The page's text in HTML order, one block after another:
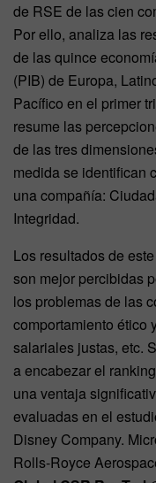
de RSE de las cien
Por ello, analiza las
de las quince
(PIB) de Europa,
Pacífico en el primer
resume las
de las tres
medida se identifican
una compañía:
Integridad.
Los resultados de
son mejor percibidas
los problemas de las
comportamiento ético
salariales justas, etc.
a encabezar el
una ventaja
evaluadas en el
Disney Company.
Rolls-Royce